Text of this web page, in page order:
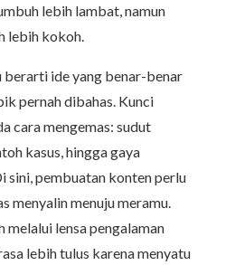
lebih lambat, namun
lebih kokoh.
ide yang benar-benar
pernah dibahas. Kunci
cara mengemas: sudut
kasus, hingga gaya
sini, pembuatan konten perlu
menyalin menuju meramu.
melalui lensa pengalaman
lebih tulus karena menyatu